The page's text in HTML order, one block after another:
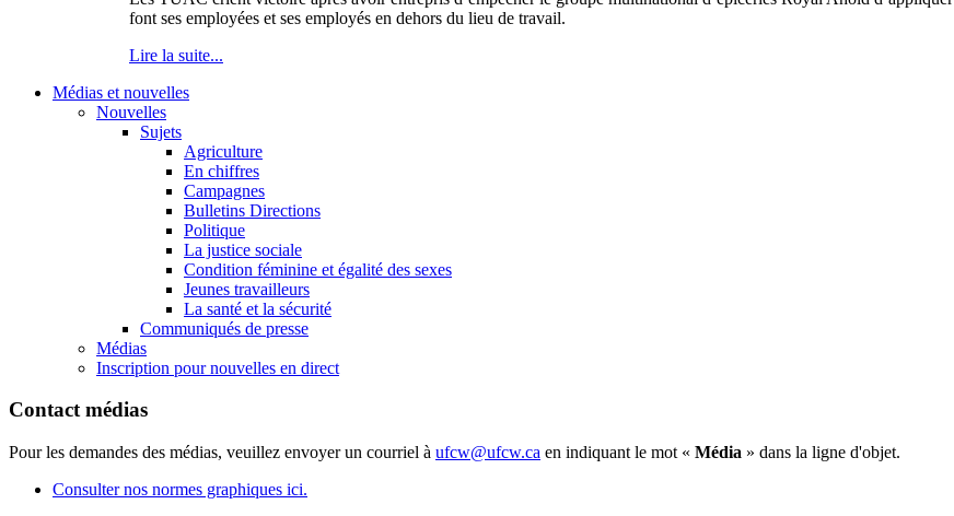
font ses employées et ses employés en dehors du lieu de travail.
Lire la suite...
Médias et nouvelles
Nouvelles
Sujets
Agriculture
En chiffres
Campagnes
Bulletins Directions
Politique
La justice sociale
Condition féminine et égalité des sexes
Jeunes travailleurs
La santé et la sécurité
Communiqués de presse
Médias
Inscription pour nouvelles en direct
Contact médias
Pour les demandes des médias, veuillez envoyer un courriel à ufcw@ufcw.ca en indiquant le mot « Média » dans la ligne d'objet.
Consulter nos normes graphiques ici.